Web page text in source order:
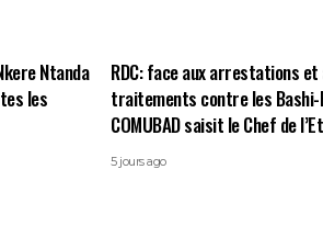
Ntanda
les
RDC: face aux arrestations
traitements contre les Bashi-
COMUBAD saisit le Chef de
5 jours ago